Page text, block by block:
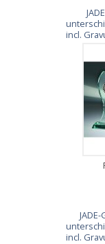
incl.
incl.